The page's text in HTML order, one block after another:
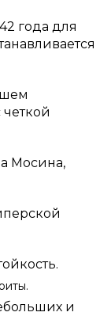
года для
четкой
Мосина,
и